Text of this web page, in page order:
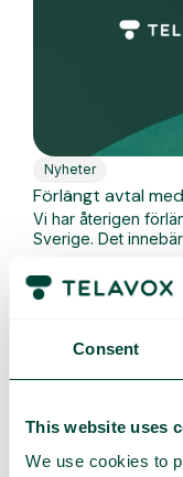
Consent
This website uses
We use cookies to
Nyheter
Förlängt avtal
Vi har återigen
Sverige. Det innebär
Läs mer